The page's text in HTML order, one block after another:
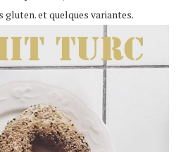
gluten. et quelques variantes.